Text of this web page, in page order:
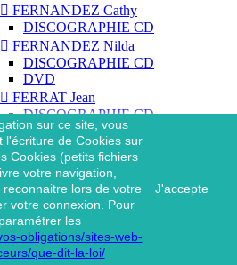
 FERNANDEZ Cathy
DISCOGRAPHIE CD
 FERNANDEZ Nilda
DISCOGRAPHIE CD
DVD
 FERRAT Jean
DISCOGRAPHIE CD
DISCOGRAPHIE 45 TOURS
DISCOGRAPHIE 33 TOURS
DVD
MAGAZINE
 FERRAT Jean & SES
DISCOGRAPHIE CD
 FERRÉ Léo
sur ce site, vous
l'écriture de Cookies sur
Cookies (petits fichiers
votre navigation,
lors de votre
votre connexion. Pour
les
obligations/sites-web-
que-dit-la-loi/
J'accepte